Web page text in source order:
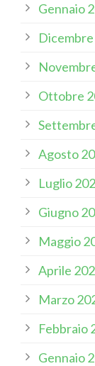
Gennaio
Ottobre
Agosto
Luglio
Giugno
Maggio
Aprile
Marzo
Febbraio
Gennaio